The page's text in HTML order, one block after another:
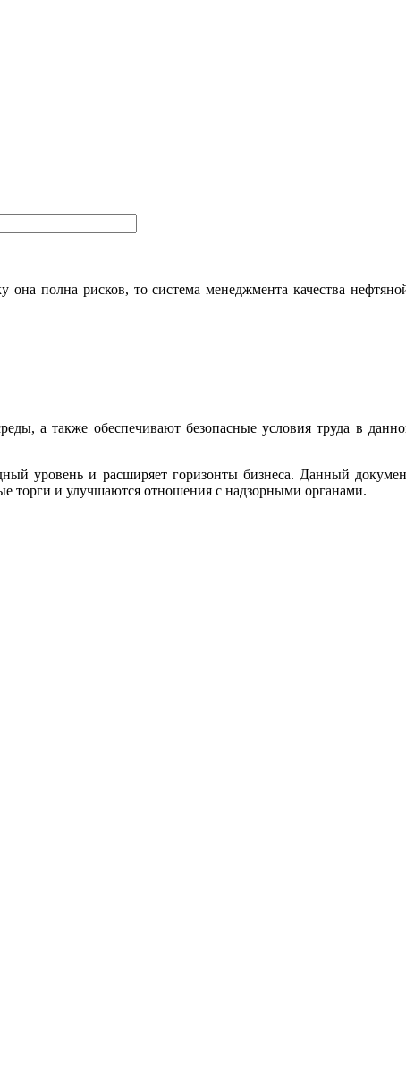
полна рисков, то система менеджмента качества
а также обеспечивают безопасные условия труда в
уровень и расширяет горизонты бизнеса. Данный
торги и улучшаются отношения с надзорными органами.